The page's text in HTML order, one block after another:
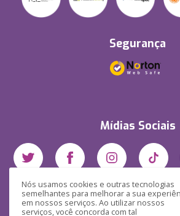
Nós usamos cookies e outras tecnologias
semelhantes para melhorar a sua
em nossos serviços. Ao utilizar nossos
serviços, você concorda com tal
Segurança
Mídias Sociais